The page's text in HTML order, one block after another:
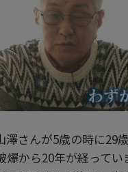
澤さんが5歳の時に29
爆から20年が経って